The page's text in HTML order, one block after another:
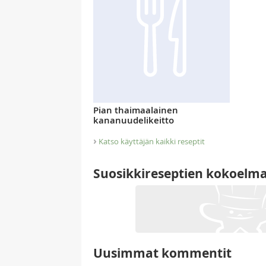
Pian thaimaalainen
kananuudelikeitto
› Katso käyttäjän kaikki reseptit
Suosikkireseptien
Uusimmat kommentit